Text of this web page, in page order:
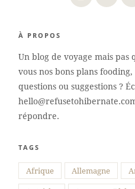
Suivre
À PROPOS
Un blog de voyage mais pas
vous nos bons plans
questions ou suggestions ?
répondre.
TAGS
Afrique Allemagne